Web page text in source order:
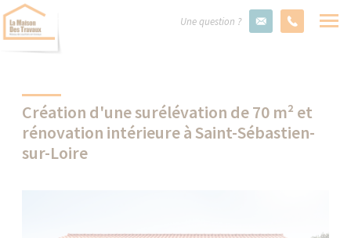
Une question ?
Création d'une surélévation de 70 m² et
rénovation intérieure à Saint-Sébastien-
sur-Loire